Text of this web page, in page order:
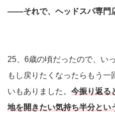
――それで、ヘッドスパ専門
25、6歳の頃だったので、い
もし戻りたくなったらもう
いもありました。 今振り返る
地を開きたい気持ち半分とい